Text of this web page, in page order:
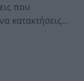
που
κατακτήσεις...